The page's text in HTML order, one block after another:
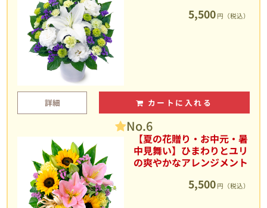
5,500 円（税込）
詳細 カートに入れる
No.6
【夏の花贈り・お中元・暑
中見舞い】ひまわりとユリ
の爽やかなアレンジメント
5,500 円（税込）